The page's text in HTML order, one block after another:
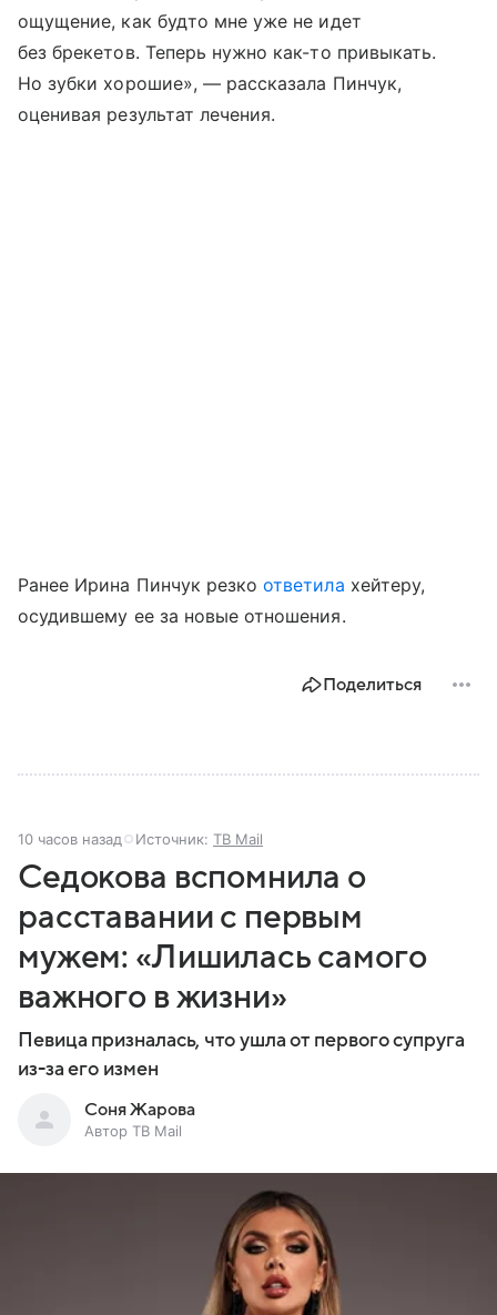
ощущение, как будто мне уже не идет
без брекетов. Теперь нужно как-то привыкать.
Но зубки хорошие», — рассказала Пинчук,
оценивая результат лечения.
Ранее Ирина Пинчук резкоответила хейтеру,
осудившему ее за новые отношения.
Поделиться
10 часов назад Источник: ТВ Mail
Седокова вспомнила о
расставании с первым
мужем: «Лишилась самого
важного в жизни»
Певица призналась, что ушла от первого супруга
из-за его измен
Соня Жарова
Автор ТВ Mail